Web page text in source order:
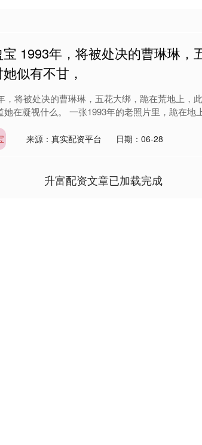
1993年，将被处决的曹琳琳，
似有不甘，
，将被处决的曹琳琳，五花大绑，跪在荒地上，
她在凝视什么。 一张1993年的老照片里，跪在地
来源：真实配资平台 日期：06-28
升富配资文章已加载完成